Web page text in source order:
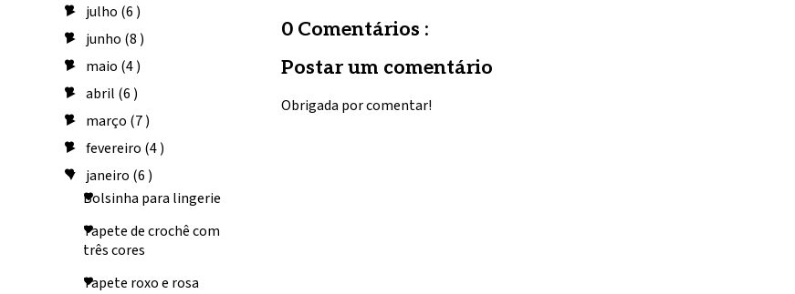
► julho (6 )
► junho (8 )
► maio (4 )
►abril (6 )
► março (7 )
►fevereiro (4 )
▼ janeiro (6 )
Bolsinha para lingerie
Tapete de crochê com
três cores
Tapete roxo e rosa
0 Comentários :
Postar um comentário
Obrigada por comentar!